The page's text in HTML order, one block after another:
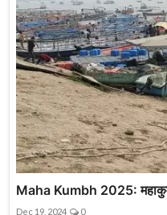
Maha Kumbh 2025:
Dec 19, 2024 0